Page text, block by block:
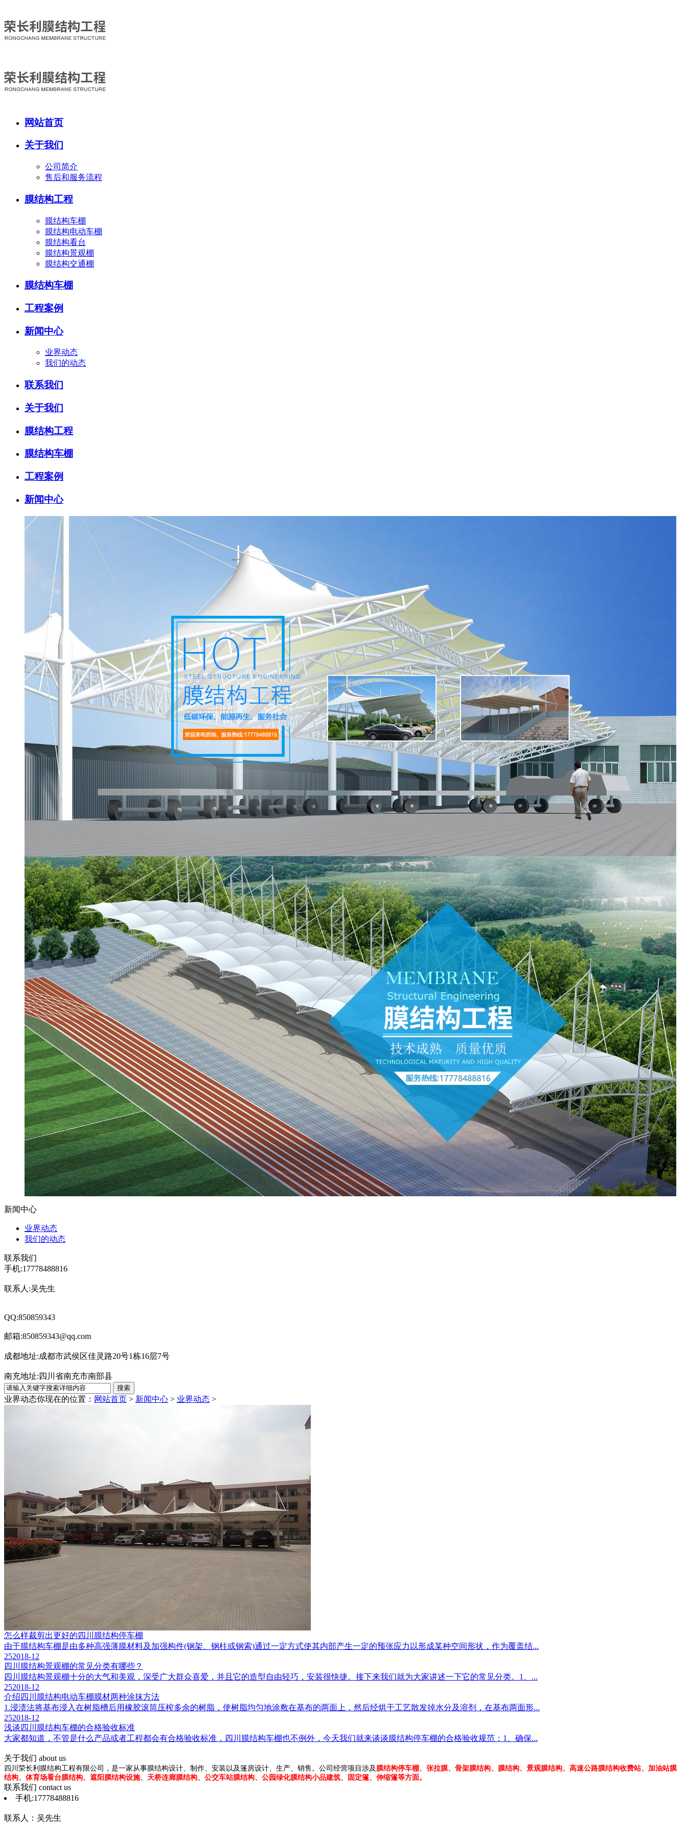
网站首页
关于我们
公司简介
售后和服务流程
膜结构工程
膜结构车棚
膜结构电动车棚
膜结构看台
膜结构景观棚
膜结构交通棚
膜结构车棚
工程案例
新闻中心
业界动态
我们的动态
联系我们
关于我们
膜结构工程
膜结构车棚
工程案例
新闻中心
新闻中心
业界动态
我们的动态
联系我们
手机:17778488816
联系人:吴先生
QQ:850859343
邮箱:850859343@qq.com
成都地址:成都市武侯区佳灵路20号1栋16层7号
南充地址:四川省南充市南部县
业界动态你现在的位置： 网站首页 > 新闻中心 > 业界动态 >
怎么样裁剪出更好的四川膜结构停车棚
由于膜结构车棚是由多种高强薄膜材料及加强构件(钢架、钢柱或钢索)通过一定方式使其内部产生一定的预张应力以形成某种空间形状，作为覆盖结...
252018-12
四川膜结构景观棚的常见分类有哪些？
四川膜结构景观棚十分的大气和美观，深受广大群众喜爱，并且它的造型自由轻巧，安装很快捷。接下来我们就为大家讲述一下它的常见分类。1、...
252018-12
介绍四川膜结构电动车棚膜材两种涂抹方法
1.浸渍法将基布浸入在树脂槽后用橡胶滚筒压榨多余的树脂，使树脂均匀地涂敷在基布的两面上，然后经烘干工艺散发掉水分及溶剂，在基布两面形...
252018-12
浅谈四川膜结构车棚的合格验收标准
大家都知道，不管是什么产品或者工程都会有合格验收标准，四川膜结构车棚也不例外，今天我们就来谈谈膜结构停车棚的合格验收规范：1、确保...
关于我们 about us
四川荣长利膜结构工程有限公司，是一家从事膜结构设计、制作、安装以及篷房设计、生产、销售。公司经营项目涉及 膜结构停车棚、张拉膜、骨架膜结构、膜结构、景观膜结构、高速公路膜结构收费站、加油站膜
结构、体育场看台膜结构、遮阳膜结构设施、天桥连廊膜结构、公交车站膜结构、公园绿化膜结构小品建筑、固定篷、伸缩篷等方面。
联系我们 contact us
手机:17778488816
联系人：吴先生